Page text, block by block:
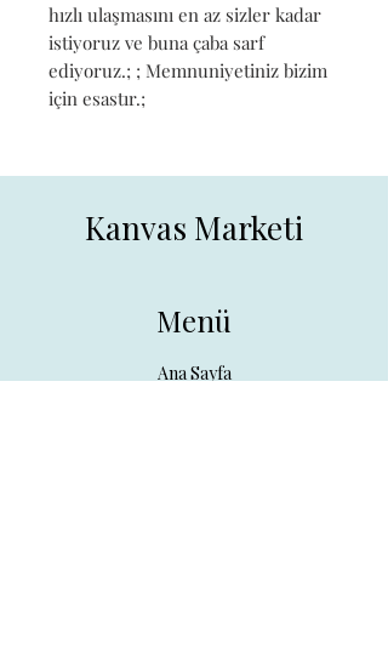
hızlı ulaşmasını en az sizler kadar
istiyoruz ve buna çaba sarf
ediyoruz.; ; Memnuniyetiniz bizim
için esastır.;
Kanvas Marketi
Menü
Ana Sayfa